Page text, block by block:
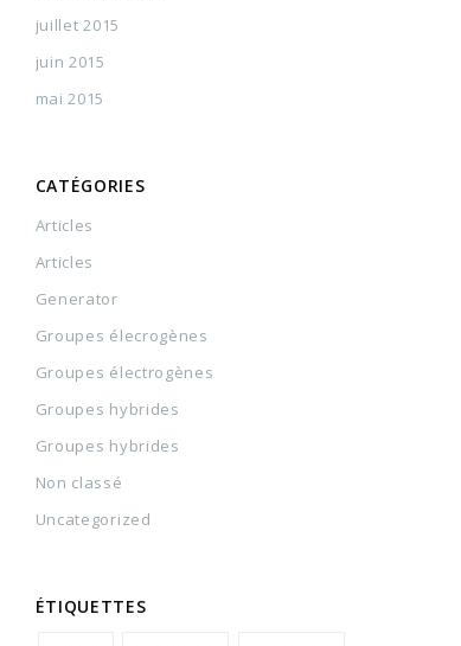
juillet 2015
juin 2015
mai 2015
CATÉGORIES
Articles
Articles
Generator
Groupes élecrogènes
Groupes électrogènes
Groupes hybrides
Groupes hybrides
Non classé
Uncategorized
ÉTIQUETTES